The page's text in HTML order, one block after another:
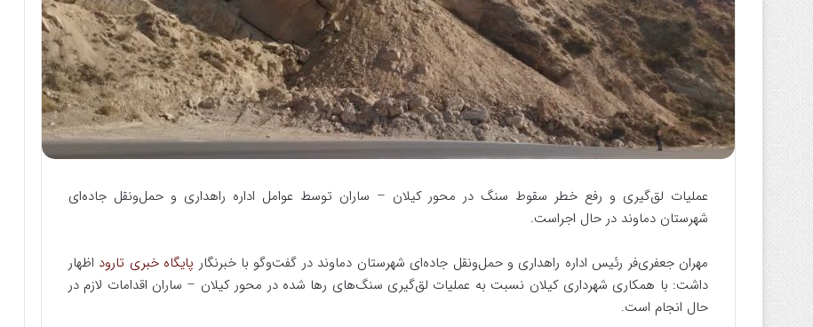
عملیات لق‌گیری و رفع خطر سقوط سنگ در محور کیلان – ساران توسط عوامل اداره راهداری و حمل‌ونقل جاده‌ای
شهرستان دماوند در حال اجراست.
مهران جعفری‌فر رئیس اداره راهداری و حمل‌ونقل جاده‌ای شهرستان دماوند در گفت‌‌وگو با خبرنگار پایگاه خبری تارود اظهار
داشت: با همکاری شهرداری کیلان نسبت به عملیات لق‌گیری سنگ‌های رها شده در محور کیلان – ساران اقدامات لازم در
حال انجام است.